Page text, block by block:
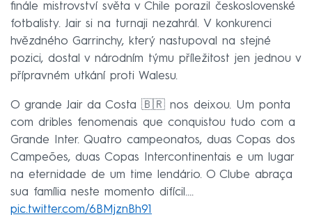
finále mistrovství světa v Chile porazil československé
fotbalisty. Jair si na turnaji nezahrál. V konkurenci
hvězdného Garrinchy, který nastupoval na stejné
pozici, dostal v národním týmu příležitost jen jednou v
přípravném utkání proti Walesu.
O grande Jair da Costa 🇧🇷 nos deixou. Um ponta
com dribles fenomenais que conquistou tudo com a
Grande Inter. Quatro campeonatos, duas Copas dos
Campeões, duas Copas Intercontinentais e um lugar
na eternidade de um time lendário. O Clube abraça
sua família neste momento difícil.…
pic.twitter.com/6BMjznBh91